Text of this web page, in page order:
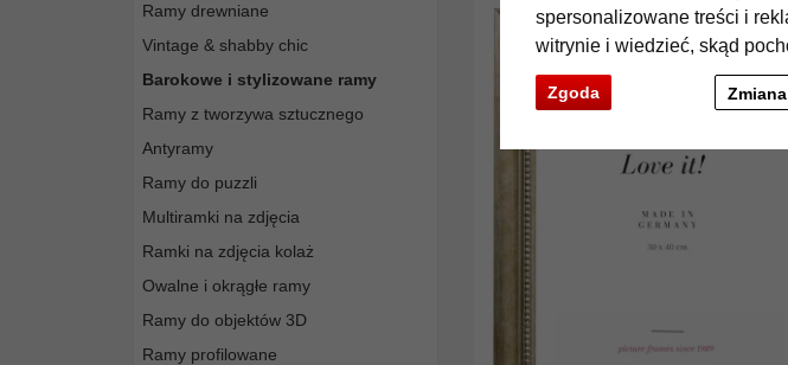
spersonalizowane treści i
witrynie i wiedzieć, skąd
Zgoda
Ramy drewniane
Vintage & shabby chic
Barokowe i stylizowane ramy
Ramy z tworzywa sztucznego
Antyramy
Ramy do puzzli
Multiramki na zdjęcia
Ramki na zdjęcia kolaż
Owalne i okrągłe ramy
Ramy do objektów 3D
Ramy profilowane
Powrót